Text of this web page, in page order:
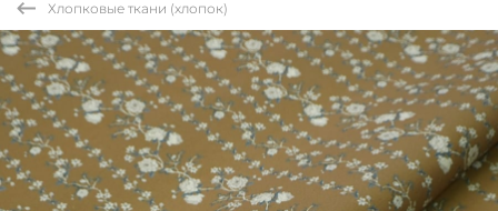
Хлопковые ткани (хлопок)